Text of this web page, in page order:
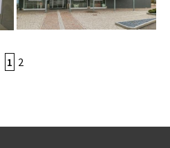
1 2